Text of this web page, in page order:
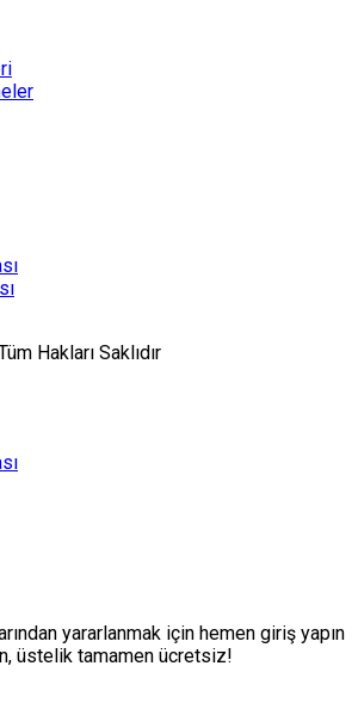
Hakları Saklıdır
yararlanmak için hemen giriş yapın
üstelik tamamen ücretsiz!